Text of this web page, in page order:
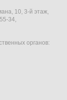
10, 3-й этаж,
34,
органов: